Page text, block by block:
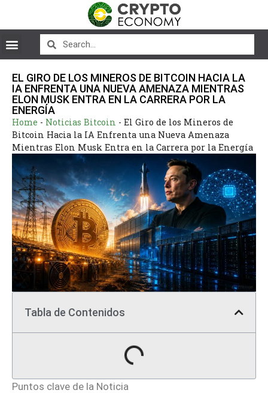
EL GIRO DE LOS MINEROS DE BITCOIN HACIA LA
IA ENFRENTA UNA NUEVA AMENAZA MIENTRAS
ELON MUSK ENTRA EN LA CARRERA POR LA
ENERGÍA
Home - Noticias Bitcoin - El Giro de los Mineros de
Bitcoin Hacia la IA Enfrenta una Nueva Amenaza
Mientras Elon Musk Entra en la Carrera por la Energía
Tabla de Contenidos
Puntos clave de la Noticia